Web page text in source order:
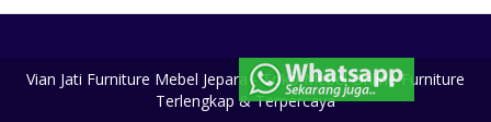
Vian Jati Furniture Mebel Jepara - Toko Mebel Online Furniture
Terlengkap & Terpercaya